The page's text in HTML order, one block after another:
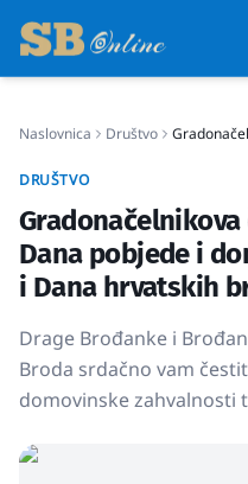
Gospodarstvo
Crna kronika
Sport
Kultura
Naslovnica Društvo
DRUŠTVO
Dana pobjede i
i Dana hrvatskih
Drage Brođanke i
Broda srdačno vam
domovinske zahvalnosti